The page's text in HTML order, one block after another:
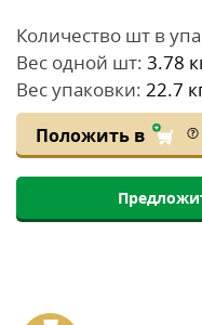
Количество шт в
Вес одной шт: 3.78
Вес упаковки: 22.7
Положить в